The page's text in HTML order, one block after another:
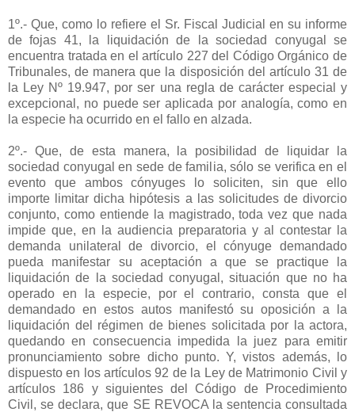
1º.- Que, como lo refiere el Sr. Fiscal Judicial en su informe
de fojas 41, la liquidación de la sociedad conyugal se
encuentra tratada en el artículo 227 del Código Orgánico de
Tribunales, de manera que la disposición del artículo 31 de
la Ley Nº 19.947, por ser una regla de carácter especial y
excepcional, no puede ser aplicada por analogía, como en
la especie ha ocurrido en el fallo en alzada.
2º.- Que, de esta manera, la posibilidad de liquidar la
sociedad conyugal en sede de familia, sólo se verifica en el
evento que ambos cónyuges lo soliciten, sin que ello
importe limitar dicha hipótesis a las solicitudes de divorcio
conjunto, como entiende la magistrado, toda vez que nada
impide que, en la audiencia preparatoria y al contestar la
demanda unilateral de divorcio, el cónyuge demandado
pueda manifestar su aceptación a que se practique la
liquidación de la sociedad conyugal, situación que no ha
operado en la especie, por el contrario, consta que el
demandado en estos autos manifestó su oposición a la
liquidación del régimen de bienes solicitada por la actora,
quedando en consecuencia impedida la juez para emitir
pronunciamiento sobre dicho punto. Y, vistos además, lo
dispuesto en los artículos 92 de la Ley de Matrimonio Civil y
artículos 186 y siguientes del Código de Procedimiento
Civil, se declara, que SE REVOCA la sentencia consultada